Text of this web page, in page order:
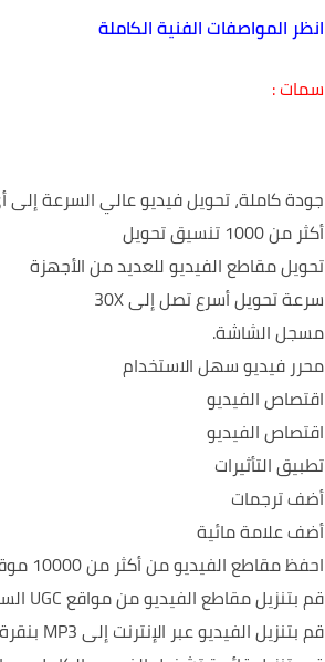
انظر المواصفات الفنية الكاملة
سمات :
جودة كاملة، تحويل فيديو عالي السرعة
أكثر من 1000 تنسيق تحويل
تحويل مقاطع الفيديو للعديد من الأجهزة
سرعة تحويل أسرع تصل إلى 30X
مسجل الشاشة.
محرر فيديو سهل الاستخدام
اقتصاص الفيديو
اقتصاص الفيديو
تطبيق التأثيرات
أضف ترجمات
أضف علامة مائية
احفظ مقاطع الفيديو من أكثر من 10000 موقع بنقرة واحدة
قم بتنزيل مقاطع الفيديو من مواقع UGC الساخنة عبر الإنترنت.
قم بتنزيل الفيديو عبر الإنترنت إلى MP3 بنقرة واحدة.